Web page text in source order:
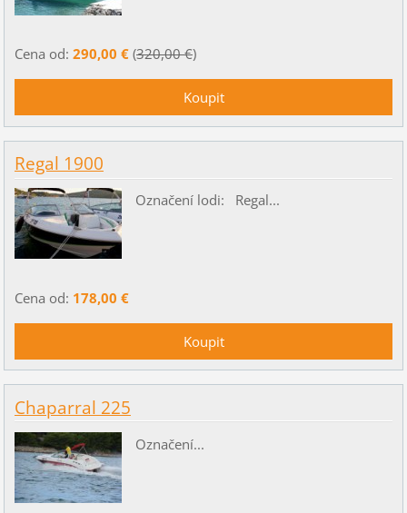
Cena od: 290,00 €(320,00 €)
Regal 1900
Označení lodi: Regal...
Cena od: 178,00 €
Chaparral 225
Označení...